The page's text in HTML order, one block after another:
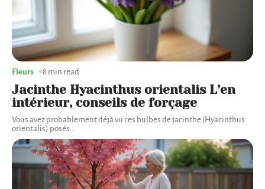
Jacinthe Hyacinthus orientalis L’en
intérieur, conseils de forçage
Vous avez probablement déjà vu ces bulbes de jacinthe (Hyacinthus
orientalis) posés
Fleurs 8 min read